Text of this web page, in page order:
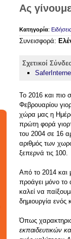
Ας
Κατηγορία: Ειδήσεις
Συνεισφορά:
Σχετικοί
Το 2016 και πιο
Φεβρουαρίου
χώρα μας η
πρώτη φορά
του 2004 σε 16
αριθμός των
ξεπερνά τις 100.
Από το 2014 και
προάγει μόνο το
καλεί να
δημιουργία ενός
Όπως
εκπαιδευτικών